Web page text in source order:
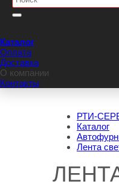
Каталог
Оплата
Доставка
О компании
Контакты
РТИ-
Каталог
Лента